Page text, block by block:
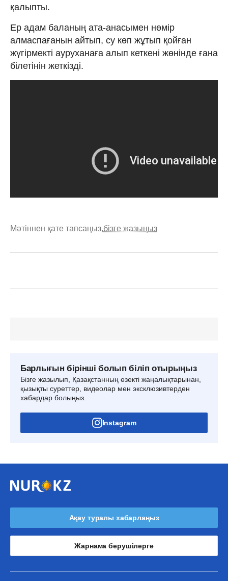
қалыпты.
Ер адам баланың ата-анасымен нөмір
алмаспағанын айтып, су көп жұтып қойған
жүгірмекті ауруханаға алып кеткені жөнінде ғана
білетінін жеткізді.
Мәтіннен қате тапсаңыз,бізге жазыңыз
Барлығын бірінші болып біліп отырыңыз
Бізге жазылып, Қазақстанның өзекті жаңалықтарынан,
қызықты суреттер, видеолар мен эксклюзивтерден
хабардар болыңыз.
Instagram
Ақау туралы хабарлаңыз
Жарнама берушілерге